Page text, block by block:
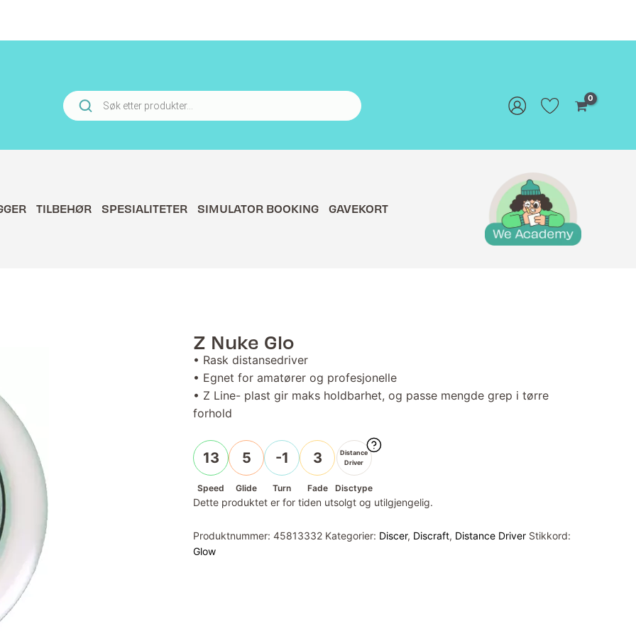
Products
search
TILBEHØR SPESIALITETER SIMULATOR BOOKING GAVEKORT
Z Nuke Glo
• Rask distansedriver
• Egnet for amatører og profesjonelle
• Z Line- plast gir maks holdbarhet, og passe mengde grep i tørre
forhold
13
Speed
5
Glide
-1
Turn
3
Fade
Distance
Driver
Disctype
Dette produktet er for tiden utsolgt og utilgjengelig.
Produktnummer:45813332 Kategorier: Discer, Discraft, Distance Driver Stikkord:
Glow